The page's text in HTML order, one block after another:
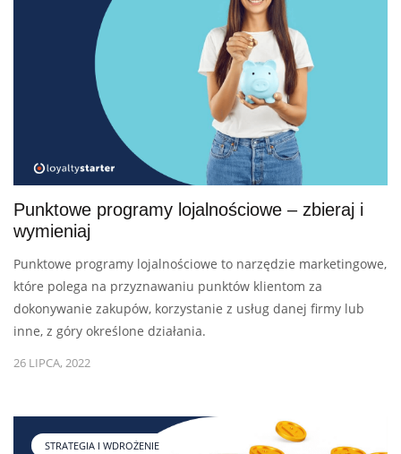
Punktowe programy lojalnościowe – zbieraj i
wymieniaj
Punktowe programy lojalnościowe to narzędzie marketingowe,
które polega na przyznawaniu punktów klientom za
dokonywanie zakupów, korzystanie z usług danej firmy lub
inne, z góry określone działania.
26 LIPCA, 2022
STRATEGIA I WDROŻENIE